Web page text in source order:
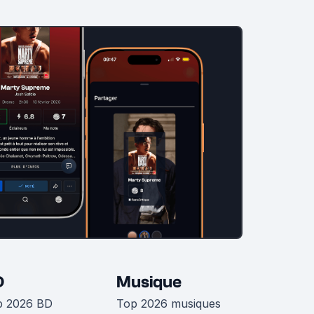
2026 BD
Musique
Top 2026 musiques